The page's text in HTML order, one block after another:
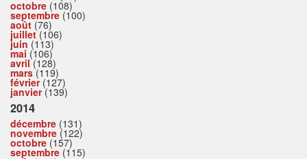
octobre (108)
septembre (100)
août (76)
juillet(106)
juin (113)
mai (106)
avril(128)
mars(119)
février(127)
janvier(139)
2014
décembre (131)
novembre (122)
octobre (157)
septembre (115)